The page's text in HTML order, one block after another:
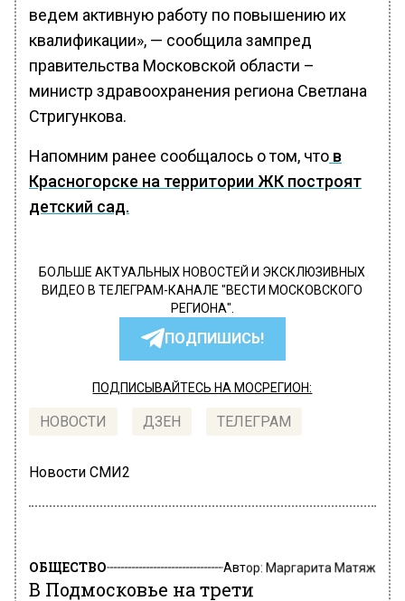
ведем активную работу по повышению их
квалификации», — сообщила зампред
правительства Московской области –
министр здравоохранения региона Светлана
Стригункова.
Напомним ранее сообщалось о том, что в
Красногорске на территории ЖК построят
детский сад.
БОЛЬШЕ АКТУАЛЬНЫХ НОВОСТЕЙ И ЭКСКЛЮЗИВНЫХ
ВИДЕО В ТЕЛЕГРАМ-КАНАЛЕ "ВЕСТИ МОСКОВСКОГО
РЕГИОНА".
ПОДПИШИСЬ!
ПОДПИСЫВАЙТЕСЬ НА МОСРЕГИОН:
НОВОСТИ ДЗЕН ТЕЛЕГРАМ
Новости СМИ2
ОБЩЕСТВО Автор: Маргарита Матяж
В Подмосковье на трети